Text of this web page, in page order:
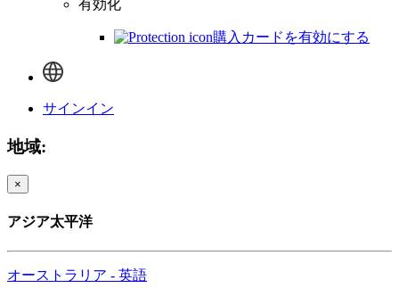
有効化
購入カードを有効にする
サインイン
地域:
×
アジア太平洋
オーストラリア - 英語